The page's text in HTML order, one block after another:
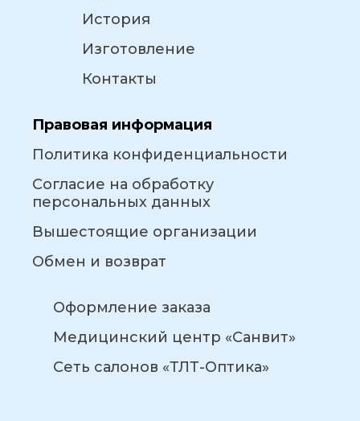
История
Изготовление
Контакты
Правовая информация
Политика конфиденциальности
Согласие на обработку
персональных данных
Вышестоящие организации
Обмен и возврат
Оформление заказа
Медицинский центр «Санвит»
Сеть салонов «ТЛТ-Оптика»